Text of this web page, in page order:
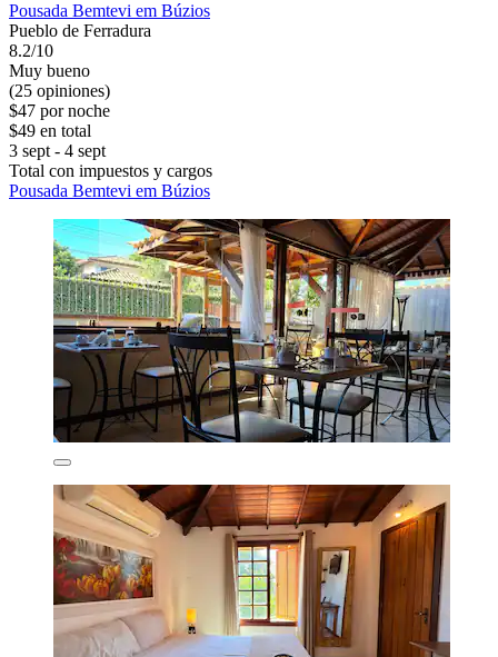
Pousada Bemtevi em Búzios
Pueblo de Ferradura
8.2/10
Muy bueno
(25 opiniones)
$47 por noche
$49 en total
3 sept - 4 sept
Total con impuestos y cargos
Pousada Bemtevi em Búzios